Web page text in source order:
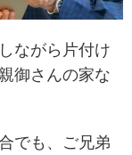
ながら片付け
御さんの家な
でも、ご兄弟